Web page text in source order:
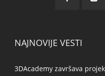
NAJNOVIJE VESTI
3DAcademy završava